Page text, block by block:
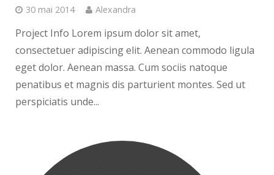
30 mai 2014 Alexandra
Project Info Lorem ipsum dolor sit amet,
consectetuer adipiscing elit. Aenean commodo ligula
eget dolor. Aenean massa. Cum sociis natoque
penatibus et magnis dis parturient montes. Sed ut
perspiciatis unde...